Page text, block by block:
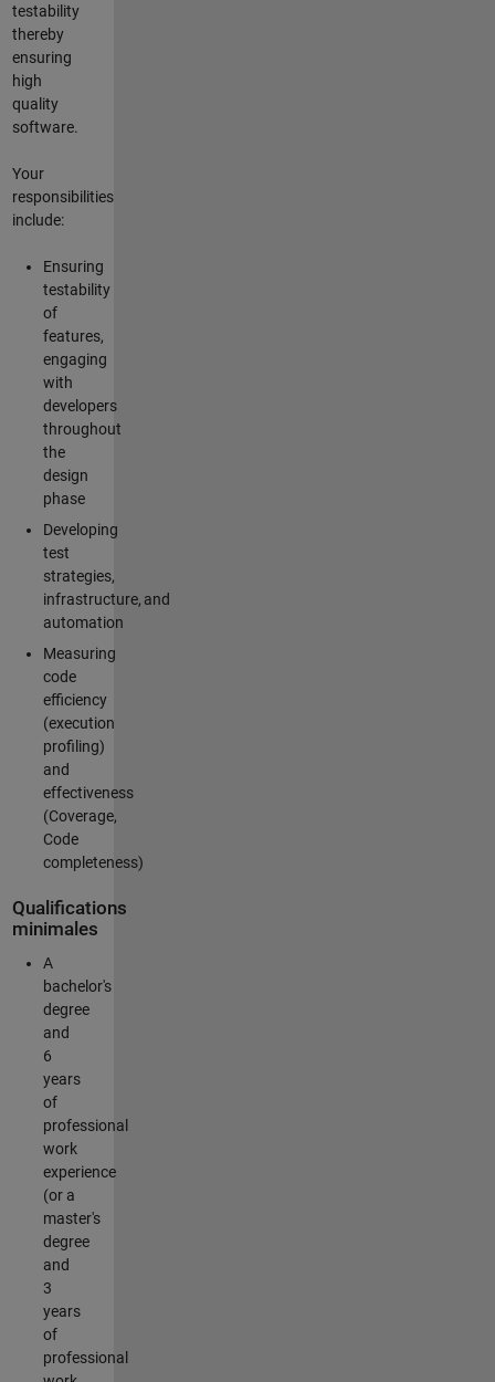
testability
thereby
ensuring
high
quality
software.
Your
responsibilities
include:
Ensuring
testability
of
features,
engaging
with
developers
throughout
the
design
phase
Developing
test
strategies,
infrastructure, and
automation
Measuring
code
efficiency
(execution
profiling)
and
effectiveness
(Coverage,
Code
completeness)
Qualifications
minimales
A
bachelor's
degree
and
6
years
of
professional
work
experience
(or a
master's
degree
and
3
years
of
professional